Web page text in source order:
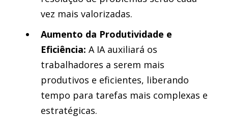
vez mais valorizadas.
Aumento da Produtividade e
Eficiência: A IA auxiliará os
trabalhadores a serem mais
produtivos e eficientes, liberando
tempo para tarefas mais complexas e
estratégicas.